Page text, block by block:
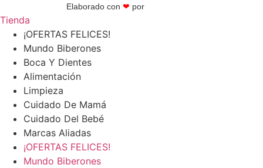
Elaborado con ❤ por
Tienda
¡OFERTAS FELICES!
Mundo Biberones
Boca Y Dientes
Alimentación
Limpieza
Cuidado De Mamá
Cuidado Del Bebé
Marcas Aliadas
¡OFERTAS FELICES!
Mundo Biberones